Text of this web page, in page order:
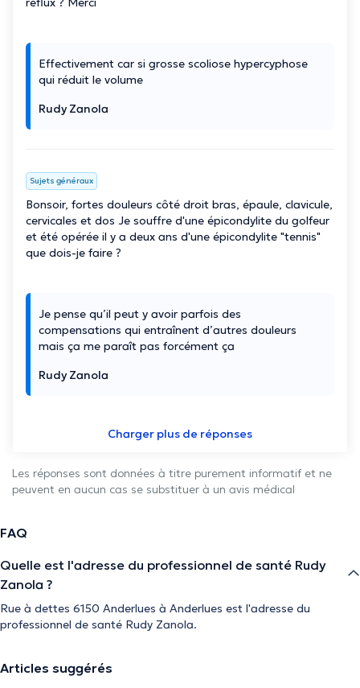
Effectivement car si grosse scoliose hypercyphose
qui réduit le volume
Rudy Zanola
Sujets généraux
Bonsoir, fortes douleurs côté droit bras, épaule, clavicule,
cervicales et dos Je souffre d'une épicondylite du golfeur
et été opérée il y a deux ans d'une épicondylite "tennis"
que dois-je faire ?
Je pense qu’il peut y avoir parfois des
compensations qui entraînent d’autres douleurs
mais ça me paraît pas forcément ça
Rudy Zanola
Charger plus de réponses
Les réponses sont données à titre purement informatif et ne
peuvent en aucun cas se substituer à un avis médical
FAQ
Quelle est l'adresse du professionnel de santé Rudy
Zanola ?
Rue à dettes 6150 Anderlues à Anderlues est l'adresse du
professionnel de santé Rudy Zanola.
Articles suggérés